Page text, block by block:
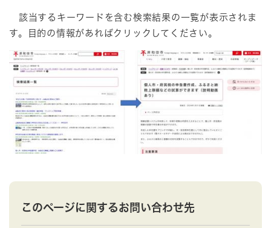
該当するキーワードを含む検索結果の一覧が表示されま
す。目的の情報があればクリックしてください。
このページに関するお問い合わせ先